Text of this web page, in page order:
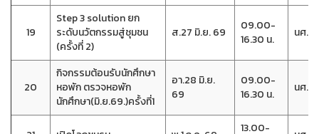
19
Step 3 solution ยก
ระดับนวัตกรรมสู่ชุมชน
(ครั้งที่ 2)
ส.27 มิ.ย. 69
09.00-
16.30 น.
นศ.วิ
20
กิจกรรมต้อนรับนักศึกษา
หอพัก ตรวจหอพัก
นักศึกษา(มิ.ย.69.)ครั้งที่1
อา.28 มิ.ย.
69
09.00-
16.30 น.
นศ.ห
13.00-